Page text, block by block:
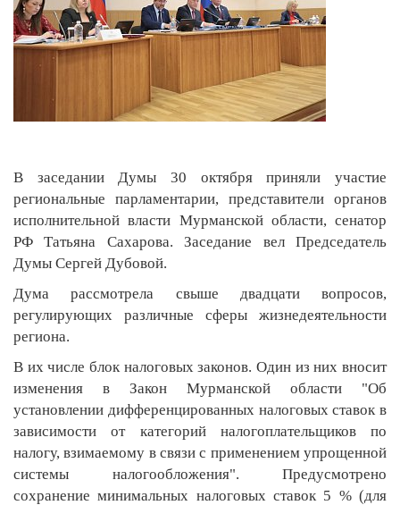
В заседании Думы 30 октября приняли участие
региональные парламентарии, представители органов
исполнительной власти Мурманской области, сенатор
РФ Татьяна Сахарова. Заседание вел Председатель
Думы Сергей Дубовой.
Дума рассмотрела свыше двадцати вопросов,
регулирующих различные сферы жизнедеятельности
региона.
В их числе блок налоговых законов. Один из них вносит
изменения в Закон Мурманской области "Об
установлении дифференцированных налоговых ставок в
зависимости от категорий налогоплательщиков по
налогу, взимаемому в связи с применением упрощенной
системы налогообложения". Предусмотрено
сохранение минимальных налоговых ставок 5 % (для